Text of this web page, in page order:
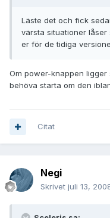
Läste det och fick
värsta situationer låser
er för de tidiga
Om power-knappen ligger
behöva starta om den
Citat
Negi
Skrivet juli 13,